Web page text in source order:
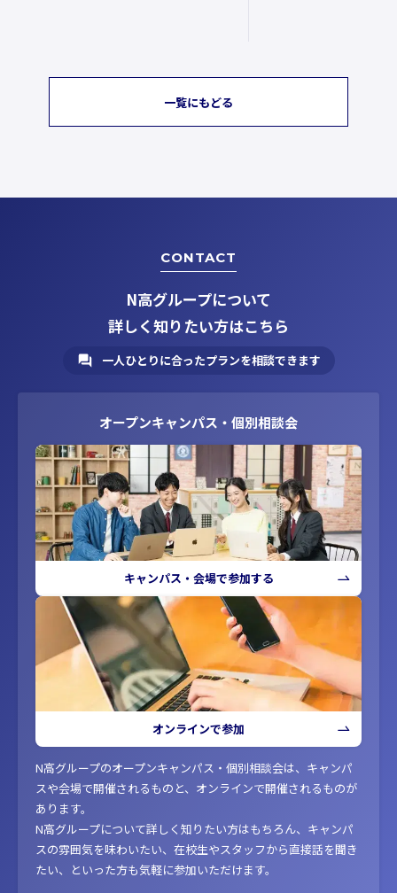
一覧にもどる
CONTACT
N高グループについて
詳しく知りたい方はこちら
一人ひとりに合ったプランを相談できます
オープンキャンパス・個別相談会
キャンパス・会場で参加する
オンラインで参加
N高グループのオープンキャンパス・個別相談会は、キャンパ
スや会場で開催されるものと、オンラインで開催されるものが
あります。
N高グループについて詳しく知りたい方はもちろん、キャンパ
スの雰囲気を味わいたい、在校生やスタッフから直接話を聞き
たい、といった方も気軽に参加いただけます。